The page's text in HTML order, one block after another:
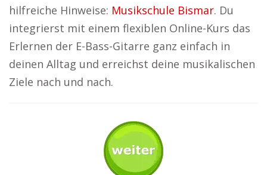
hilfreiche Hinweise: Musikschule Bismar. Du
integrierst mit einem flexiblen Online-Kurs das
Erlernen der E-Bass-Gitarre ganz einfach in
deinen Alltag und erreichst deine musikalischen
Ziele nach und nach.